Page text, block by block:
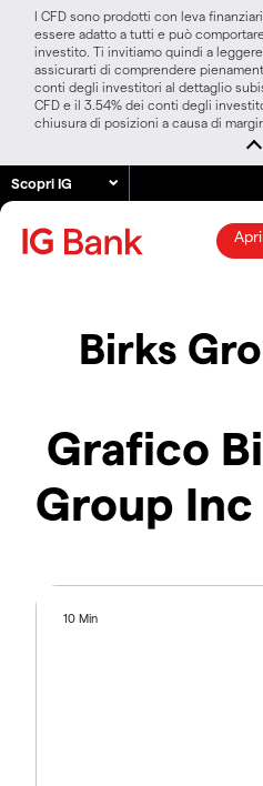
I CFD sono prodotti con leva
essere adatto a tutti e può
investito. Ti invitiamo quindi a
assicurarti di comprendere
conti degli investitori al dettaglio
CFD e il 3.54% dei conti degli
chiusura di posizioni a causa di
Scopri IG
Birks
Grafico
Group Inc
10 Min